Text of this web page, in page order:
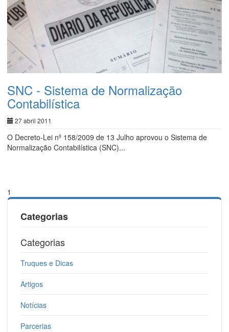
SNC - Sistema de Normalização
Contabilística
27 abril 2011
O Decreto-Lei nº 158/2009 de 13 Julho aprovou o Sistema de
Normalização Contabilística (SNC)...
1
Categorias
Categorias
Truques e Dicas
Artigos
Notícias
Parcerias